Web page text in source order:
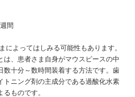
間
によってはしみる可能性もあります。
は、患者さま自身がマウスピースの中
数十分～数時間装着する方法です。歯
トニング剤の主成分である過酸化水素
ものです。